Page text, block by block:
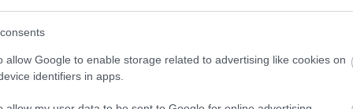
allow Google to enable storage related to advertising like cookies on
identifiers in apps.
events/977374185685053/